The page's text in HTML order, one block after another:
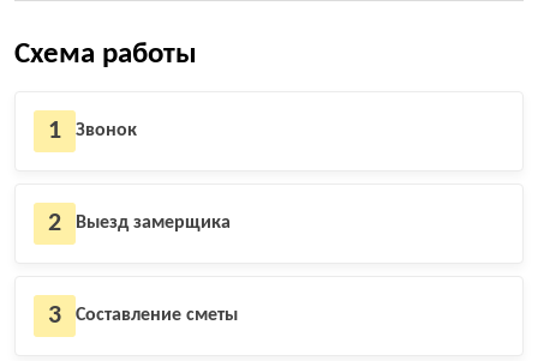
Схема работы
1 Звонок
2 Выезд замерщика
3 Составление сметы